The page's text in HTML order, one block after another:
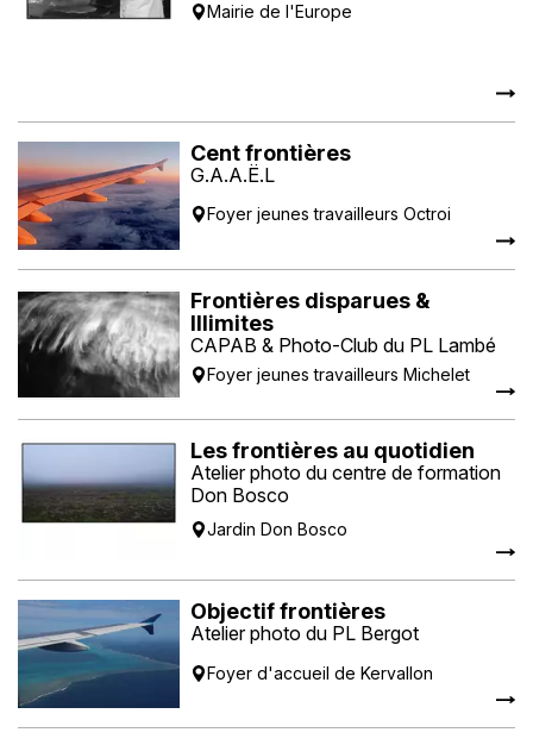
Mairie de l'Europe
Cent frontières
G.A.A.Ë.L
Foyer jeunes travailleurs Octroi
Frontières disparues &
Illimites
CAPAB & Photo-Club du PL Lambé
Foyer jeunes travailleurs Michelet
Les frontières au quotidien
Atelier photo du centre de formation
Don Bosco
Jardin Don Bosco
Objectif frontières
Atelier photo du PL Bergot
Foyer d'accueil de Kervallon